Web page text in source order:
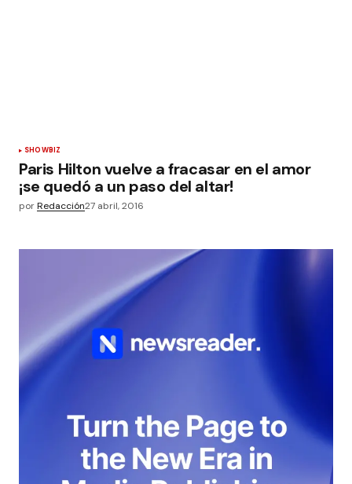
SHOWBIZ
Paris Hilton vuelve a fracasar en el amor
¡se quedó a un paso del altar!
porRedacción27 abril, 2016